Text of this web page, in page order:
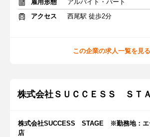
雇用形態
アルバイト・パート
アクセス
西尾駅 徒歩2分
この企業の求人一覧を見る
株式会社ＳＵＣＣＥＳＳ ＳＴ
株式会社SUCCESS STAGE ※勤務地：エ
店